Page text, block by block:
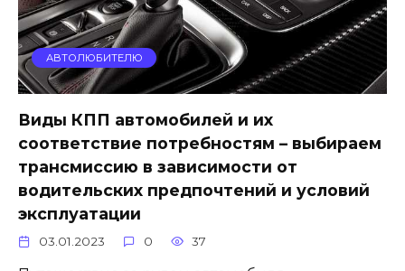
АВТОЛЮБИТЕЛЮ
Виды КПП автомобилей и их
соответствие потребностям – выбираем
трансмиссию в зависимости от
водительских предпочтений и условий
эксплуатации
03.01.2023 0 37